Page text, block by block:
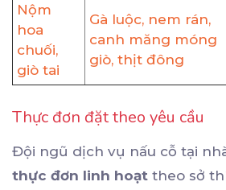
Nộm
hoa
chuối,
giò tai
Gà luộc, nem rán,
canh măng móng
giò, thịt đông
Thực đơn đặt theo yêu cầu
Đội ngũ dịch vụ nấu cỗ tại
thực đơn linh hoạt theo sở